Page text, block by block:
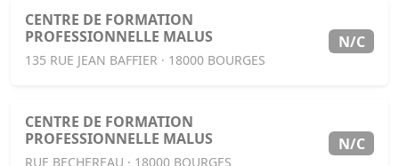
CENTRE DE FORMATION
PROFESSIONNELLE MALUS
135 RUE JEAN BAFFIER · 18000 BOURGES
N/C
CENTRE DE FORMATION
PROFESSIONNELLE MALUS
RUE BECHEREAU · 18000 BOURGES
N/C